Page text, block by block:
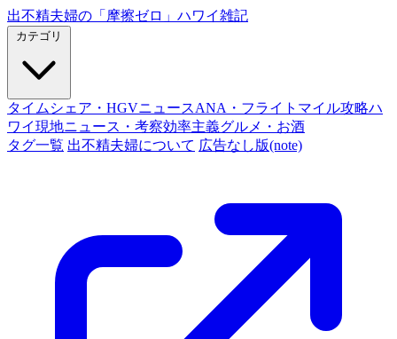
出不精夫婦の 「摩擦ゼロ」 ハワイ雑記
タイムシェア・HGVニュースANA・フライトマイル攻略ハ
ワイ現地ニュース・考察効率主義グルメ・お酒
タグ一覧 出不精夫婦について 広告なし版(note)